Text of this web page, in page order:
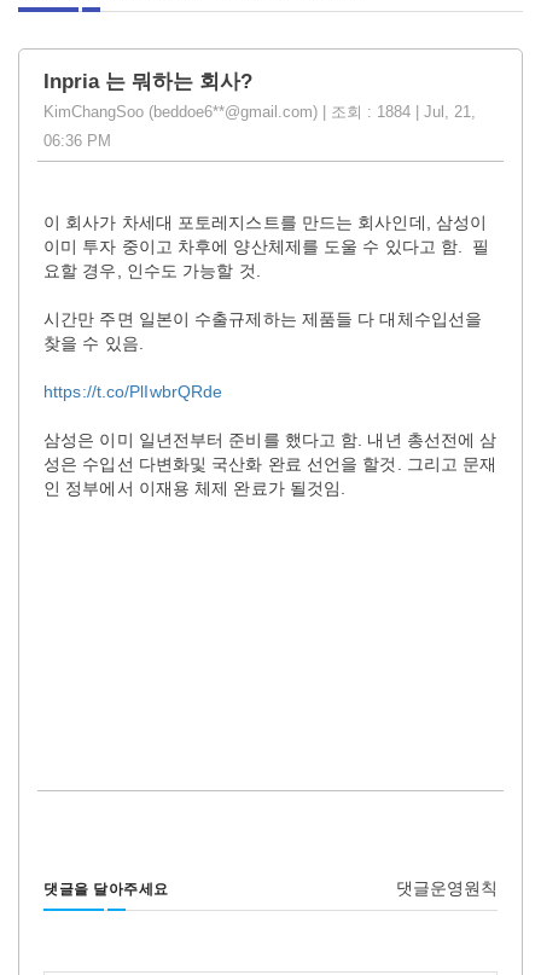
Inpria 는 뭐하는 회사?
KimChangSoo (beddoe6**@gmail.com) | 조회 : 1884 | Jul, 21,
06:36 PM
이 회사가 차세대 포토레지스트를 만드는 회사인데, 삼성이
이미 투자 중이고 차후에 양산체제를 도울 수 있다고 함. 필
요할 경우, 인수도 가능할 것.
시간만 주면 일본이 수출규제하는 제품들 다 대체수입선을
찾을 수 있음.
https://t.co/PlIwbrQRde
삼성은 이미 일년전부터 준비를 했다고 함. 내년 총선전에 삼
성은 수입선 다변화및 국산화 완료 선언을 할것. 그리고 문재
인 정부에서 이재용 체제 완료가 될것임.
댓글을 달아주세요 댓글운영원칙